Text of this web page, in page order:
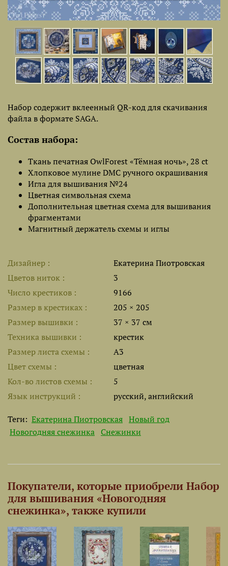
Набор содержит вклеенный QR-код для скачивания
файла в формате SAGA.
Состав набора:
Ткань печатная OwlForest «Тёмная ночь», 28 ct
Хлопковое мулине DMC ручного окрашивания
Игла для вышивания №24
Цветная символьная схема
Дополнительная цветная схема для вышивания
фрагментами
Магнитный держатель схемы и иглы
Дизайнер
Екатерина Пиотровская
Цветов ниток
3
Число крестиков
9166
Размер в крестиках
205 × 205
Размер вышивки
37 × 37 см
Техника вышивки
крестик
Размер листа cхемы
A3
Цвет схемы
цветная
Кол-во листов схемы
5
Язык инструкций
русский, английский
Теги: Екатерина Пиотровская Новый год
Новогодняя снежинка Снежинки
Покупатели, которые приобрели Набор
для вышивания «Новогодняя
снежинка», также купили